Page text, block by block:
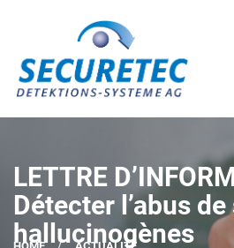
LETTRE
Détecter l’abus
hallucinogènes